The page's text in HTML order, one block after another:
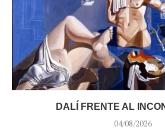
DALÍ FRENTE AL
04/08/2026